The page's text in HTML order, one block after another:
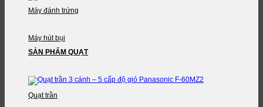
Máy đánh trứng
Máy hút bụi
SẢN PHẨM QUẠT
Quạt trần